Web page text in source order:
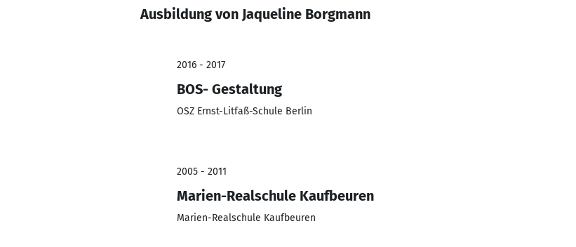
Ausbildung von Jaqueline Borgmann
2016 - 2017
BOS- Gestaltung
OSZ Ernst-Litfaß-Schule Berlin
2005 - 2011
Marien-Realschule Kaufbeuren
Marien-Realschule Kaufbeuren